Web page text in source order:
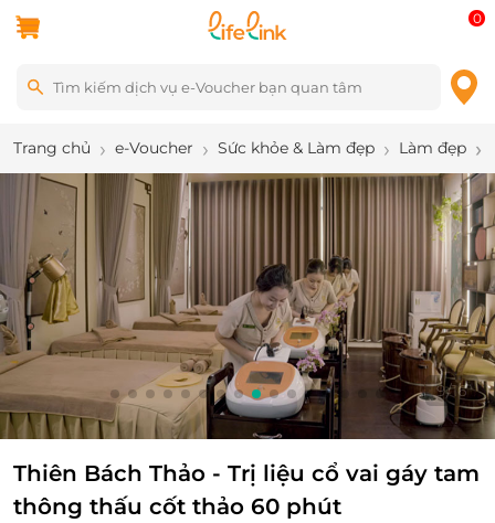
0
Trang chủ e-Voucher Sức khỏe & Làm đẹp Làm đẹp
9/16
Thiên Bách Thảo - Trị liệu cổ vai gáy tam
thông thấu cốt thảo 60 phút